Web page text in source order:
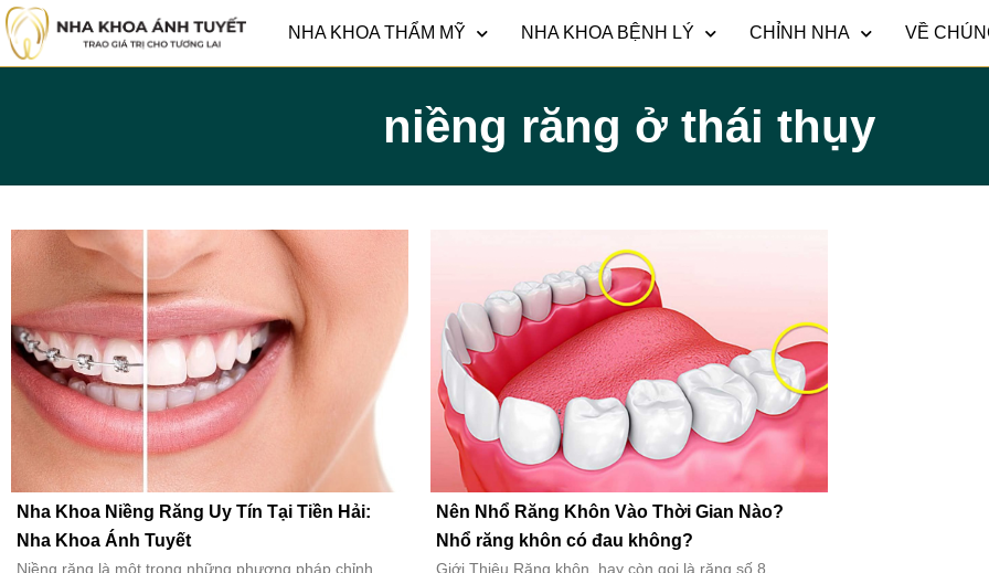
NHA KHOA THẨM MỸ NHA KHOA BỆNH LÝ CHỈNH NHA VỀ
niềng răng ở thái thụy
Nha Khoa Niềng Răng Uy Tín Tại Tiền Hải:
Nha Khoa Ánh Tuyết
Niềng răng là một trong những phương pháp chỉnh
Nên Nhổ Răng Khôn Vào Thời Gian Nào?
Nhổ răng khôn có đau không?
Giới Thiệu Răng khôn, hay còn gọi là răng số 8,